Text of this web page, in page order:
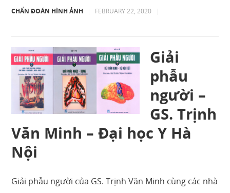
CHẨN ĐOÁN HÌNH ẢNH FEBRUARY 22, 2020
Giải
phẫu
người –
GS. Trịnh
Văn Minh – Đại học Y Hà
Nội
Giải phẫu người của GS. Trịnh Văn Minh cùng các nhà